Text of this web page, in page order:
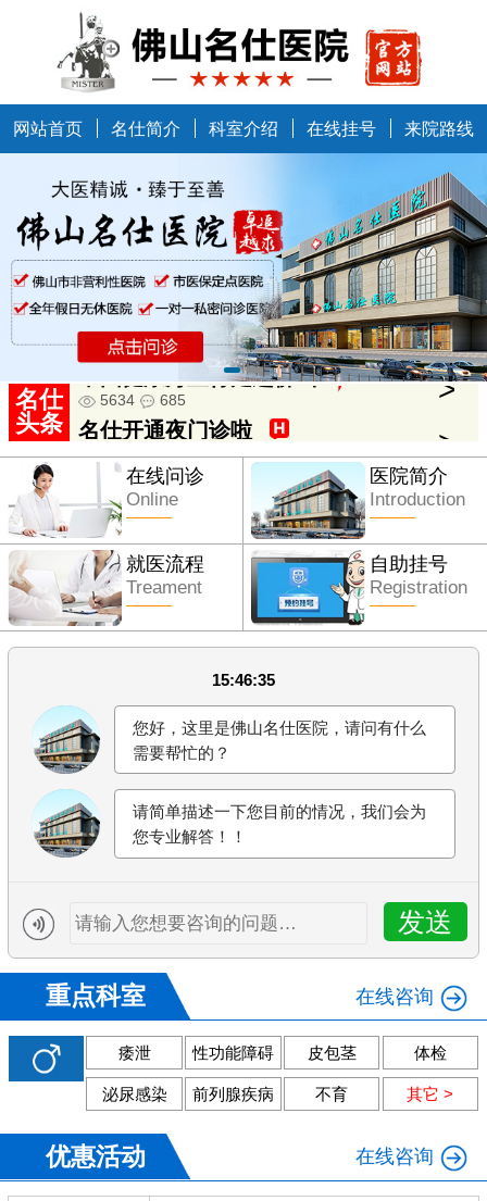
网站首页 名仕简介 科室介绍 在线挂号 来院路线
名仕
头条
中国健康万里行走进佛山
5634 685
名仕开通夜门诊啦
7258 854 >
在线问诊
Online
医院简介
Introduction
就医流程
Treament
自助挂号
Registration
15:46:35
您好，这里是佛山名仕医院，请问有什么
需要帮忙的？
请简单描述一下您目前的情况，我们会为
您专业解答！！
发送
重点科室 在线咨询
痿泄 性功能障碍 皮包茎 体检
泌尿感染 前列腺疾病 不育 其它 >
优惠活动 在线咨询